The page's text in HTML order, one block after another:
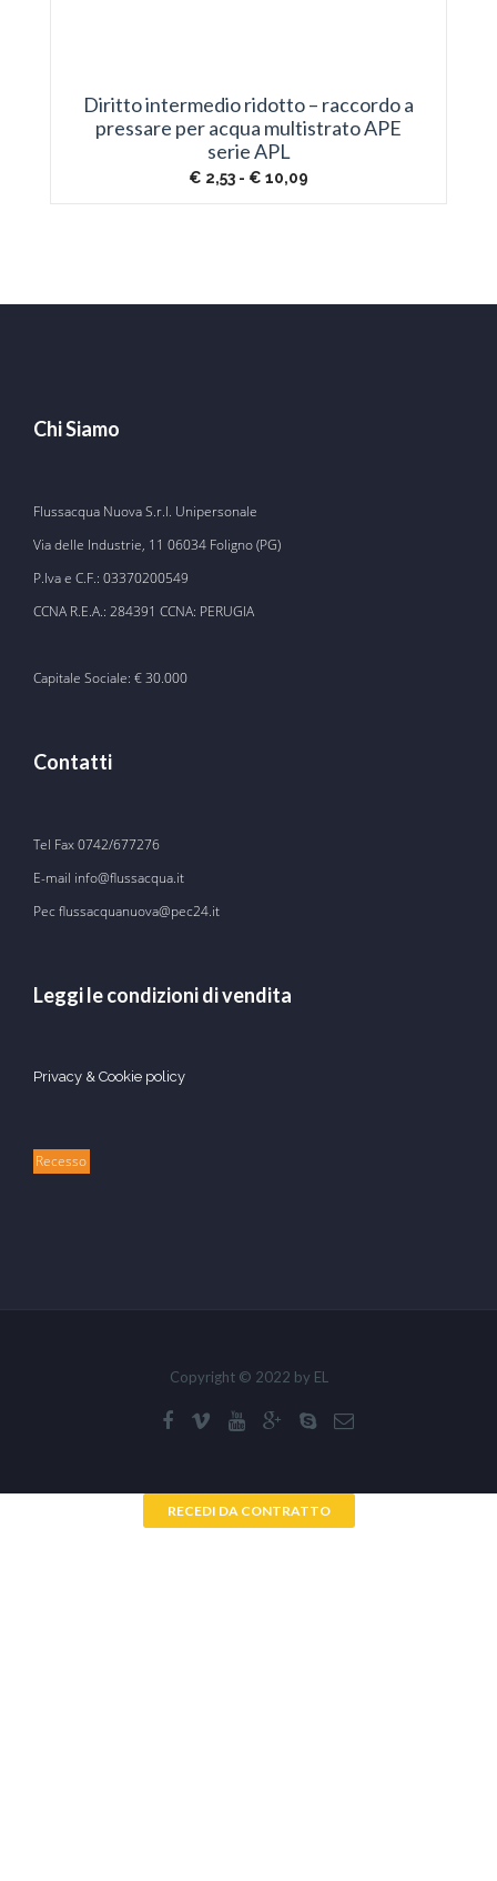
Diritto intermedio ridotto – raccordo a
pressare per acqua multistrato APE
serie APL
€ 2,53 - € 10,09
Chi Siamo
Flussacqua Nuova S.r.l. Unipersonale
Via delle Industrie, 11 06034 Foligno (PG)
P.Iva e C.F.: 03370200549
CCNA R.E.A.: 284391 CCNA: PERUGIA
Capitale Sociale: € 30.000
Contatti
Tel Fax0742/677276
E-mail info@flussacqua.it
Pec flussacquanuova@pec24.it
Leggi le condizioni di vendita
Privacy & Cookie policy
Recesso
Copyright © 2022 by EL
RECEDI DA CONTRATTO